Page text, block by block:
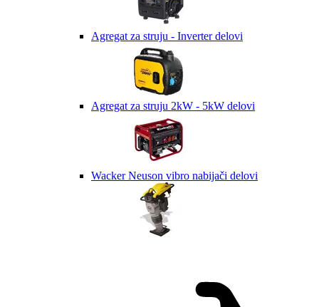
Agregat za struju - Inverter delovi
Agregat za struju 2kW - 5kW delovi
Wacker Neuson vibro nabijači delovi